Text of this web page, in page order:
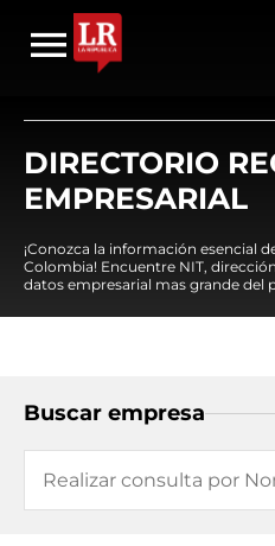
DIRECTORIO
EMPRESARIAL
¡Conozca la información esencial
Colombia! Encuentre NIT,
datos empresarial mas grande del
Buscar empresa